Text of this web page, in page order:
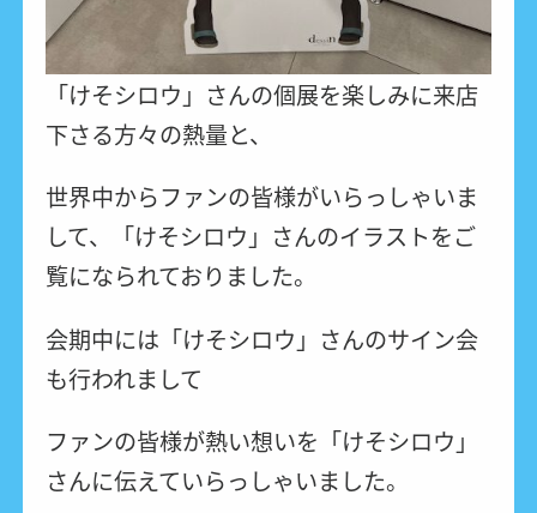
「けそシロウ」さんの個展を楽しみに来店
下さる方々の熱量と、
世界中からファンの皆様がいらっしゃいま
して、「けそシロウ」さんのイラストをご
覧になられておりました。
会期中には「けそシロウ」さんのサイン会
も行われまして
ファンの皆様が熱い想いを「けそシロウ」
さんに伝えていらっしゃいました。